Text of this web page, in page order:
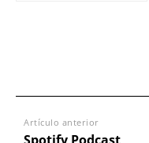
Artículo anterior